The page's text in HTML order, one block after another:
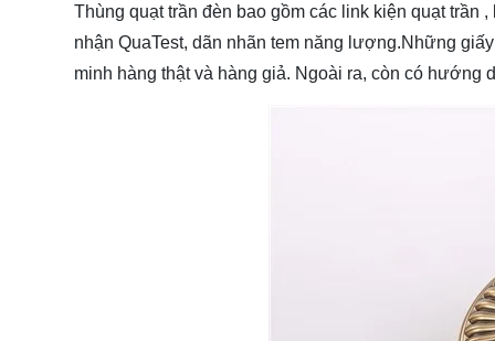
Thùng quạt trần đèn bao gồm các link kiện quạt trần
nhận QuaTest, dãn nhãn tem năng lượng.Những
minh hàng thật và hàng giả. Ngoài ra, còn có hướng